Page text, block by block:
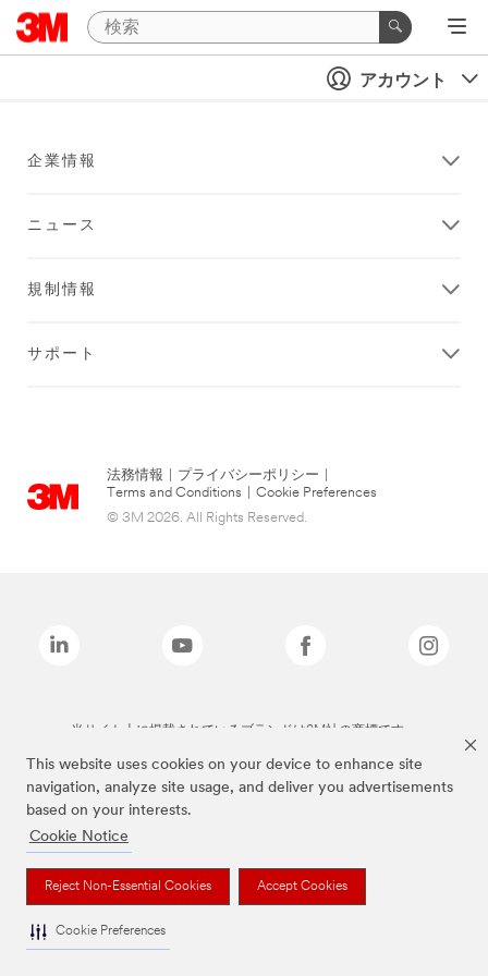
This website uses cookies on your device to enhance site
navigation, analyze site usage, and deliver you advertisements
based on your interests.
Cookie Notice
Reject Non-Essential Cookies Accept Cookies
Cookie Preferences
アカウント
企業情報
ニュース
規制情報
サポート
法務情報 プライバシーポリシー
Terms and Conditions
Cookie Preferences
© 3M 2026. All Rights Reserved.
当サイト上に掲載されているブランドは3M社の商標です。